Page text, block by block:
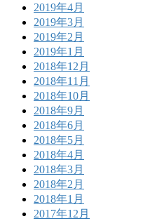
2019年4月
2019年3月
2019年2月
2019年1月
2018年12月
2018年11月
2018年10月
2018年9月
2018年6月
2018年5月
2018年4月
2018年3月
2018年2月
2018年1月
2017年12月